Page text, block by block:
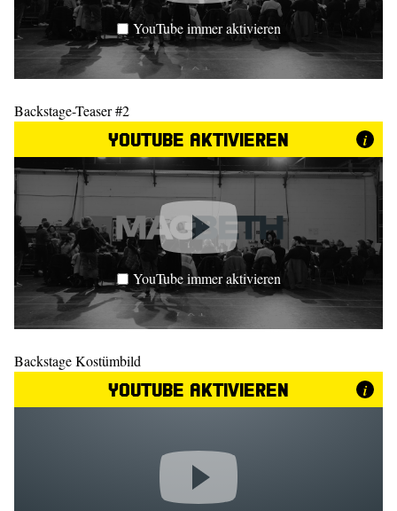
YouTube immer aktivieren
Backstage-Teaser #2
YouTube aktivieren i
YouTube immer aktivieren
Backstage Kostümbild
YouTube aktivieren i